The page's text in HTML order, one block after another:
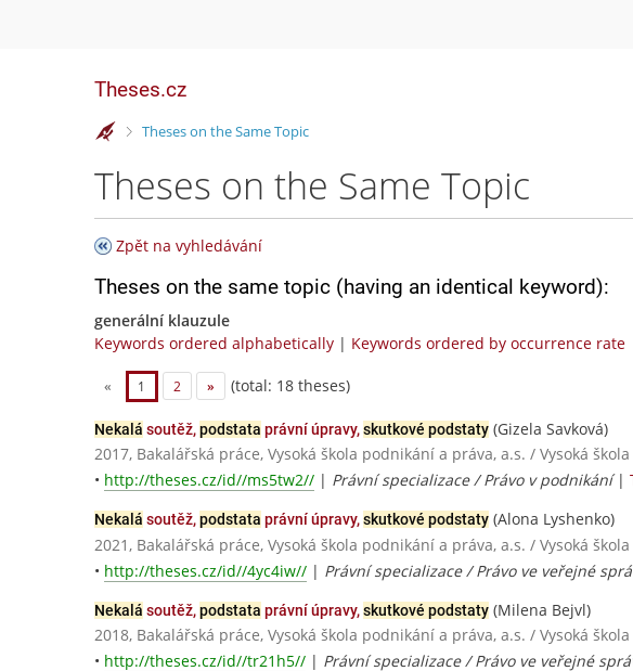
Theses.cz
>
Theses on the Same Topic
Theses on the Same Topic
Zpět na vyhledávání
Theses on the same topic (having an identical keyword):
generální klauzule
Keywords ordered alphabetically | Keywords ordered by occurrence rate
« 1 2 » (total: 18 theses)
Nekalá soutěž,podstata právní úpravy,skutkové podstaty (Gizela Savková)
2017, Bakalářská práce, Vysoká škola podnikání a práva, a.s. / Vysoká
• http://theses.cz/id//ms5tw2// | Právní specializace / Právo v podnikání|
Nekalá soutěž,podstata právní úpravy,skutkové podstaty (Alona Lyshenko)
2021, Bakalářská práce, Vysoká škola podnikání a práva, a.s. / Vysoká
• http://theses.cz/id//4yc4iw// | Právní specializace / Právo ve veřejné
Nekalá soutěž,podstata právní úpravy,skutkové podstaty (Milena Bejvl)
2018, Bakalářská práce, Vysoká škola podnikání a práva, a.s. / Vysoká
• http://theses.cz/id//tr21h5// | Právní specializace / Právo ve veřejné